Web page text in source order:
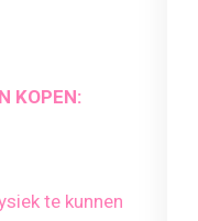
KOPEN:
te kunnen